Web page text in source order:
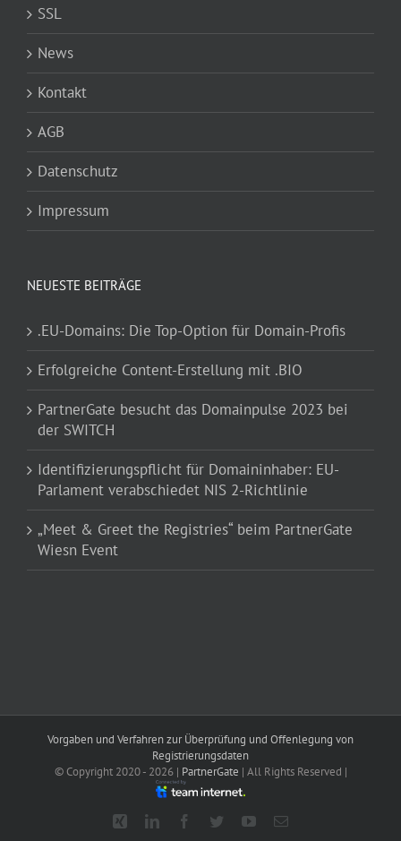
SSL
News
Kontakt
AGB
Datenschutz
Impressum
NEUESTE BEITRÄGE
.EU-Domains: Die Top-Option für Domain-Profis
Erfolgreiche Content-Erstellung mit .BIO
PartnerGate besucht das Domainpulse 2023 bei
der SWITCH
Identifizierungspflicht für Domaininhaber: EU-
Parlament verabschiedet NIS 2-Richtlinie
„Meet & Greet the Registries“ beim PartnerGate
Wiesn Event
Vorgaben und Verfahren zur Überprüfung und Offenlegung von
Registrierungsdaten
© Copyright 2020 - 2026 | PartnerGate | All Rights Reserved |
Xing LinkedInFacebook
TwitterYouTube
E-